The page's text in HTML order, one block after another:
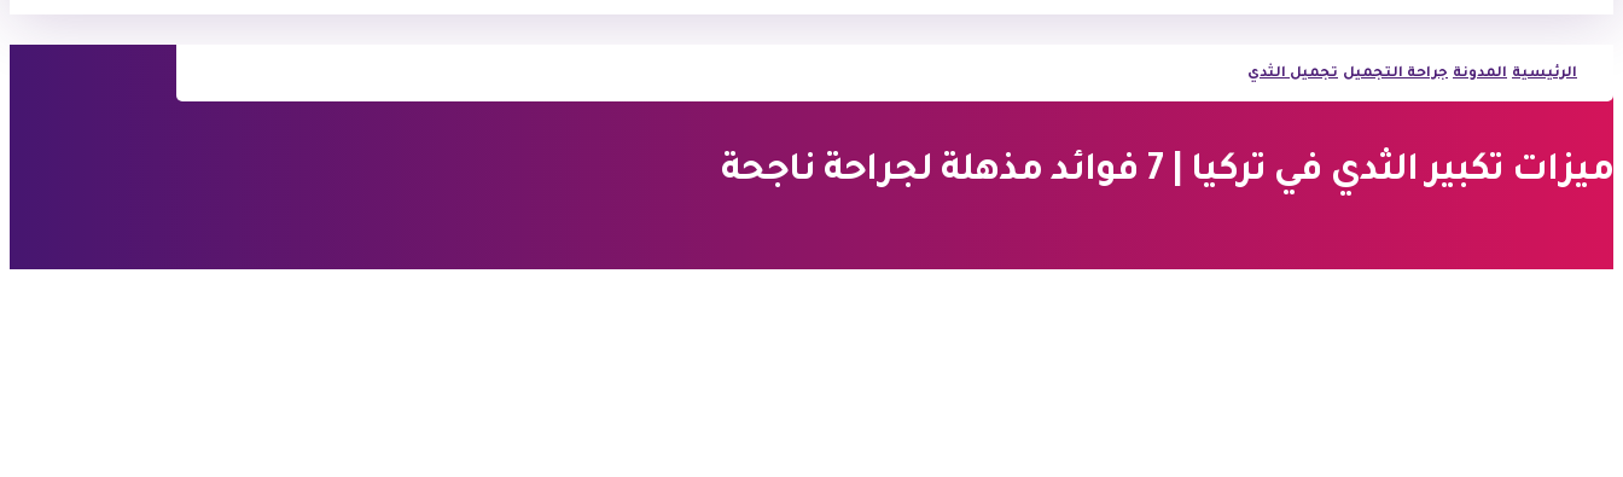
الرئيسية المدونة جراحة التجميل تجميل الثدي
ميزات تكبير الثدي في تركيا | 7 فوائد مذهلة لجراحة ناجحة